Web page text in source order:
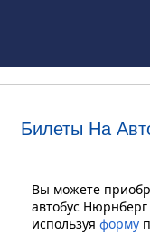
Билеты На
Вы можете
автобус
используя форму